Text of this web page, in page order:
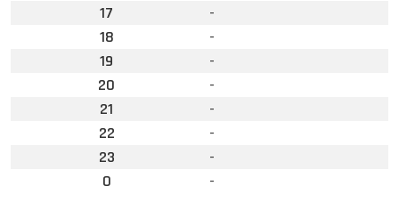
17
-
18
-
19
-
20
-
21
-
22
-
23
-
0
-